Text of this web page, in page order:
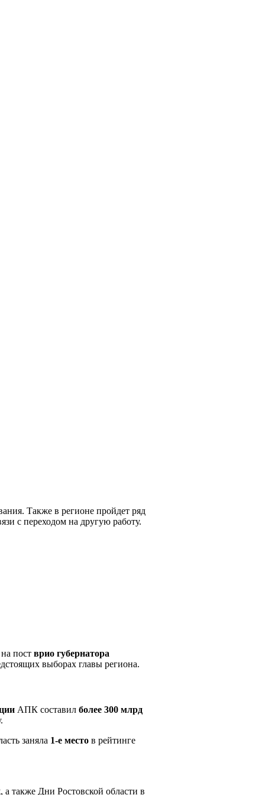
Также в регионе пройдет ряд
с переходом на другую работу.
пост врио губернатора
выборах главы региона.
АПК составил более 300 млрд
заняла 1-е место в рейтинге
а также Дни Ростовской области в